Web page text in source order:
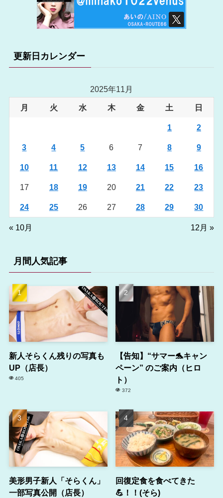
更新日カレンダー
2025年11月
月 火 水 木 金 土 日
1 2
3 4 5 6 7 8 9
10 11 12 13 14 15 16
17 18 19 20 21 22 23
24 25 26 27 28 29 30
« 10月 12月 »
月間人気記事
新人そらくん残りの写真も
UP（店長）
405
【告知】“サマー🐬キャン
ペーン” のご案内（ヒロ
ト）
372
美形男子新人「そらくん」
一部写真公開（店長）
回復定食を食べてきた
💪！！(そら)